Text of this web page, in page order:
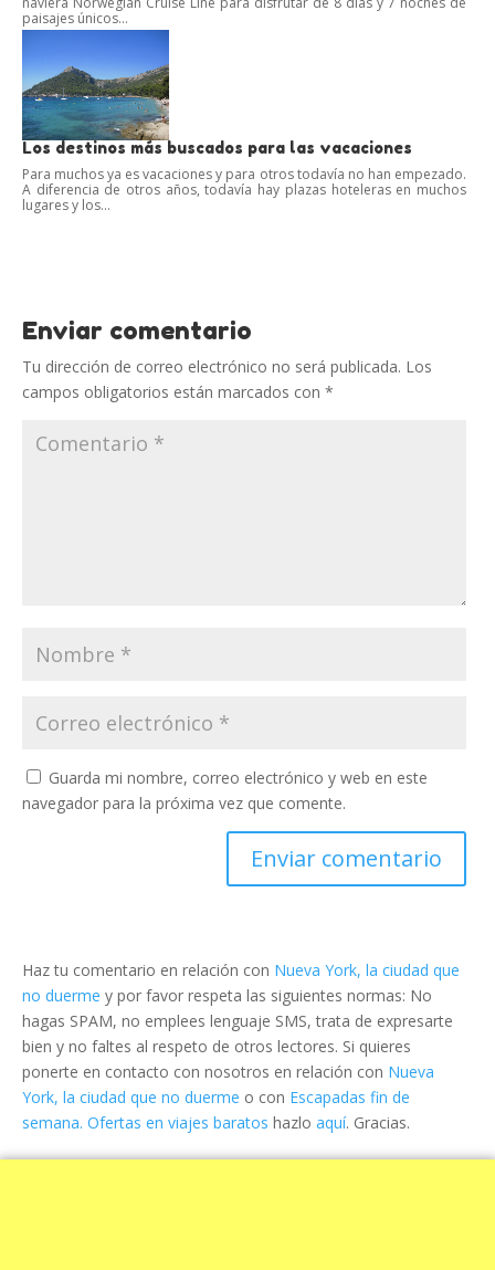
paisajes únicos...
Los destinos más buscados para las vacaciones
Para muchos ya es vacaciones y para otros todavía no han empezado.
A diferencia de otros años, todavía hay plazas hoteleras en muchos
lugares y los...
Enviar comentario
Tu dirección de correo electrónico no será publicada. Los
campos obligatorios están marcados con *
Guarda mi nombre, correo electrónico y web en este
navegador para la próxima vez que comente.
Haz tu comentario en relación con Nueva York, la ciudad que
no duerme y por favor respeta las siguientes normas: No
hagas SPAM, no emplees lenguaje SMS, trata de expresarte
bien y no faltes al respeto de otros lectores. Si quieres
ponerte en contacto con nosotros en relación con Nueva
York, la ciudad que no duerme o con Escapadas fin de
semana. Ofertas en viajes baratos hazlo aquí. Gracias.